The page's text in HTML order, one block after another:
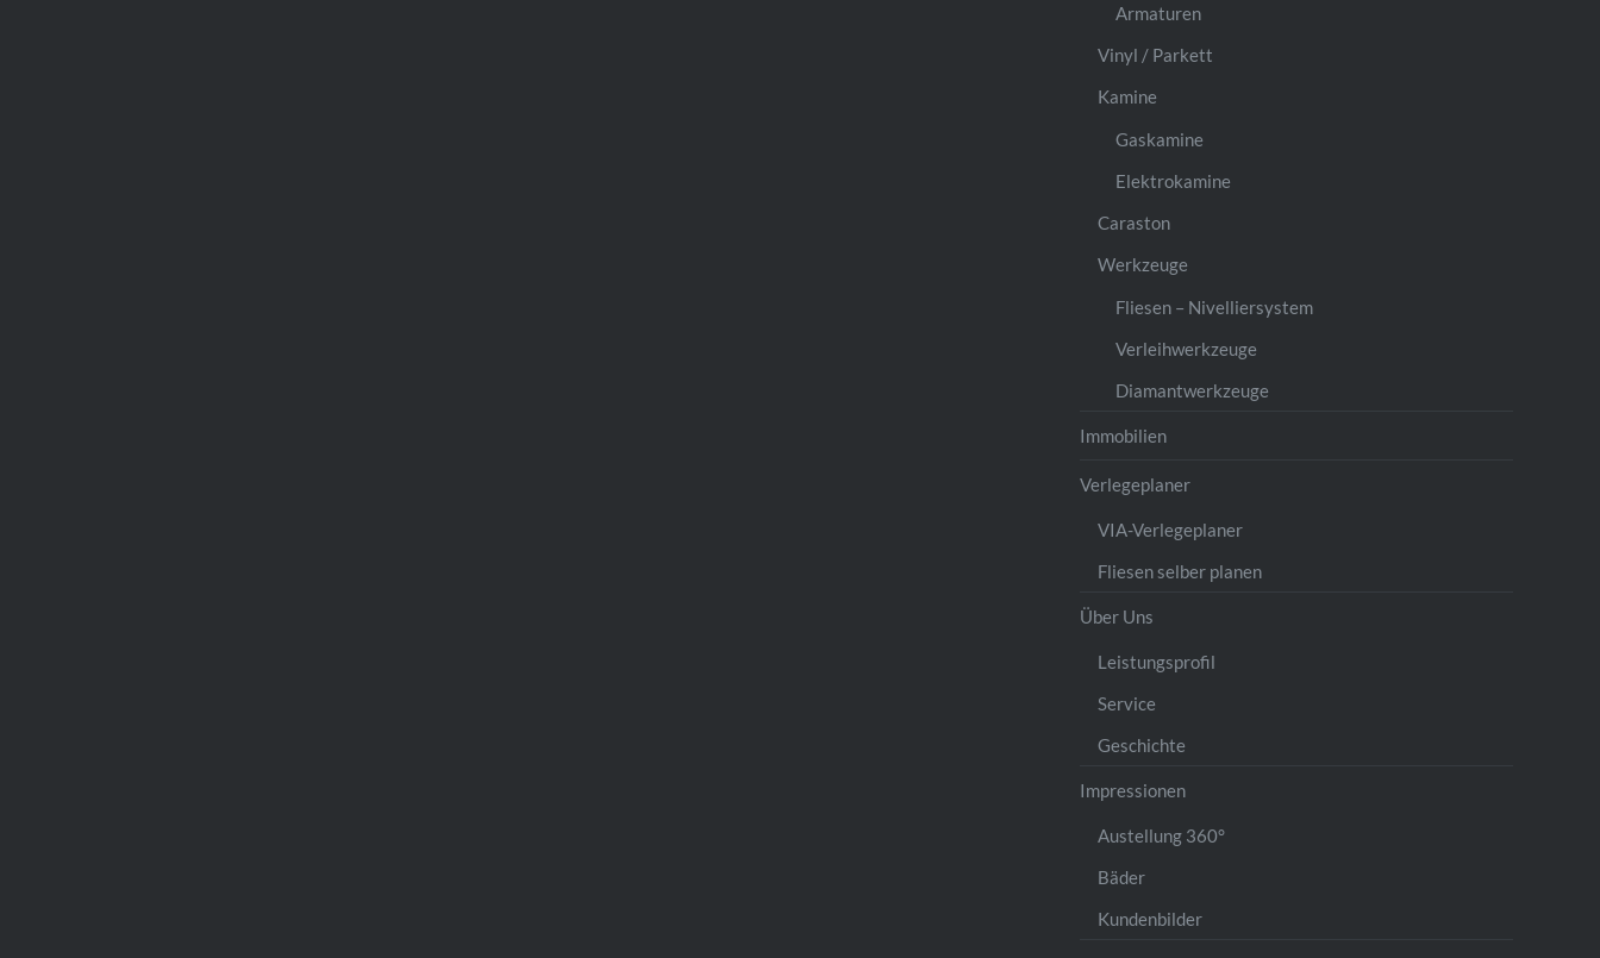
Armaturen
Vinyl / Parkett
Kamine
Gaskamine
Elektrokamine
Caraston
Werkzeuge
Fliesen – Nivelliersystem
Verleihwerkzeuge
Diamantwerkzeuge
Immobilien
Verlegeplaner
VIA-Verlegeplaner
Fliesen selber planen
Über Uns
Leistungsprofil
Service
Geschichte
Impressionen
Austellung 360°
Bäder
Kundenbilder